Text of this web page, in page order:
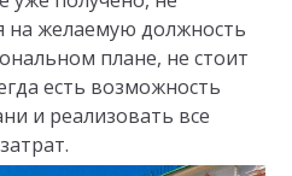
на желаемую должность
плане, не стоит
есть возможность
и реализовать все